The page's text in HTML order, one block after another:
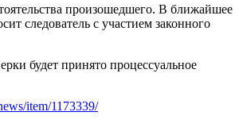
произошедшего. В ближайшее
следователь с участием законного
будет принято процессуальное
item/1173339/